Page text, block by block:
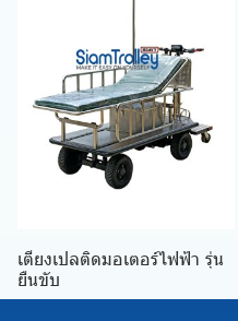
เตียงเปลติดมอเตอร์ไฟฟ้า รุ่น
ยืนขับ